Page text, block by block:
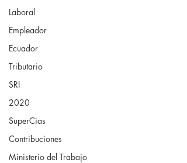
Laboral
Empleador
Ecuador
Tributario
SRI
2020
SuperCias
Contribuciones
Ministerio del Trabajo